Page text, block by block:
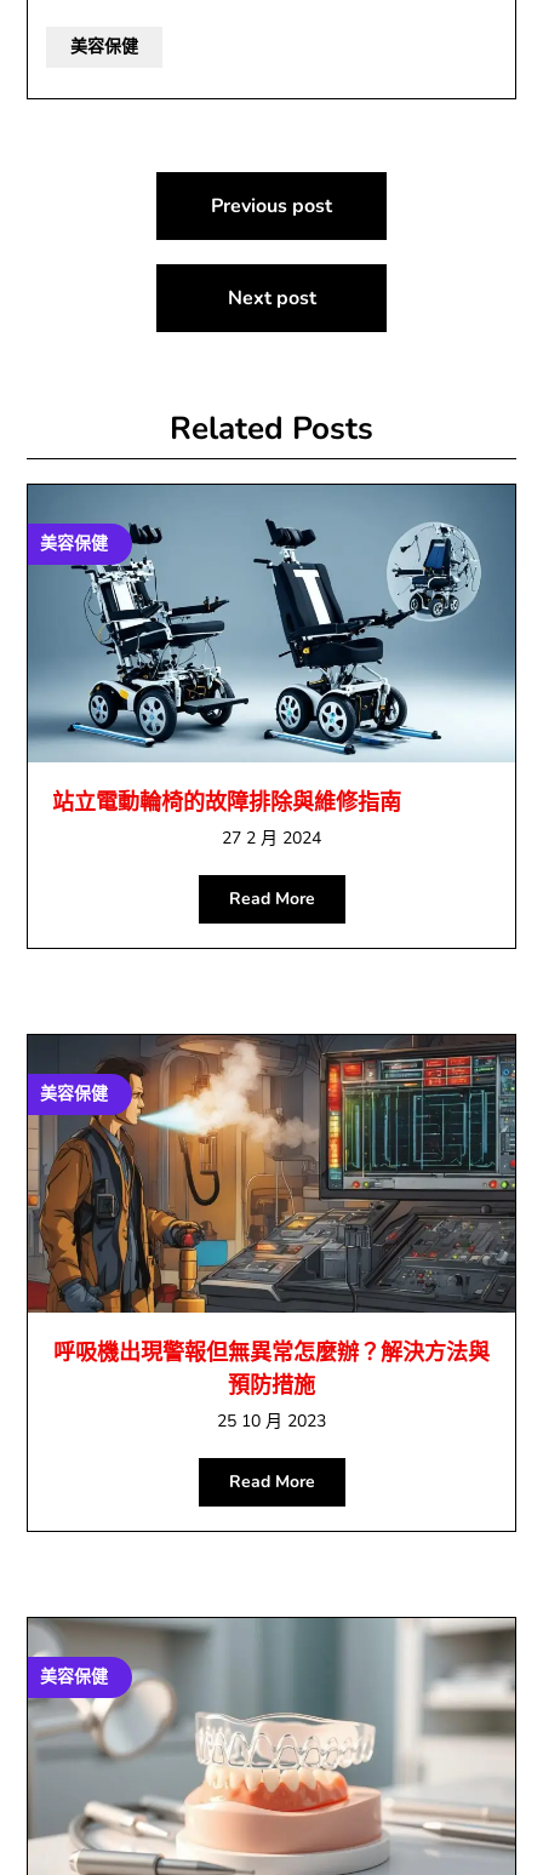
美容保健
Previous post
Next post
Related Posts
美容保健
站立電動輪椅的故障排除與維修指南
27 2 月 2024
Read More
美容保健
呼吸機出現警報但無異常怎麼辦？解決方法與
預防措施
25 10 月 2023
Read More
美容保健